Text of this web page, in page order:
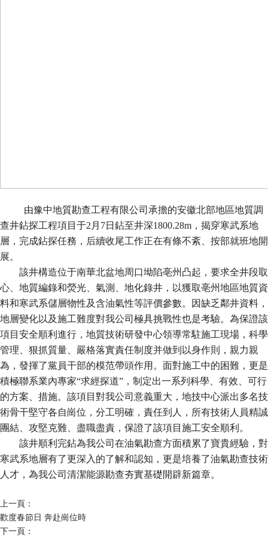
由豫中地質勘查工程有限公司承擔的安徽北部地區地質調
查井鉆探工程項目于2月7日鉆至井深1800.28m，揭穿寒武系地
層，完成鉆探任務，后續收尾工作正在有條不紊、按部就班地開
展。
該井構造位于南華北盆地周口坳陷亳州凸起，要求全井段取
心、地質編錄和熒光、氣測、地化錄井，以獲取亳州地區地質資
料和寒武系儲層物性及含油氣性等評價參數。因缺乏鄰井資料，
地層變化以及施工難度對我公司極具挑戰性也是考驗。為保證該
項目安全順利進行，地質技術研發中心領導常駐施工現場，科學
管理、狠抓質量、嚴格落實責任制度并做到以身作則，親力親
為，發揮了黨員干部的模范帶頭作用。面對施工中的困難，更是
積極聯系業內專家“求經探道”，制定出一系列科學、有效、可行
的方案、措施。該項目對我公司意義重大，地技中心派出多名技
術骨干堅守各自崗位，分工明確，責任到人，所有技術人員精誠
團結、攻堅克難、盡職盡責，保證了該項目施工安全順利。
該井順利完鉆為我公司在油氣勘查方面積累了寶貴經驗，對
寒武系地層有了更深入的了解和認知，更是培養了油氣勘查技術
人才，為我公司清潔能源勘查夯實基礎開辟新篇章。
上一頁：
歡度春節日 奔赴崗位時
下一頁：